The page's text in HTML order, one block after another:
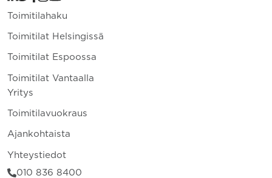
Toimitilahaku
Toimitilat Helsingissä
Toimitilat Espoossa
Toimitilat Vantaalla
Yritys
Toimitilavuokraus
Ajankohtaista
Yhteystiedot
010 836 8400